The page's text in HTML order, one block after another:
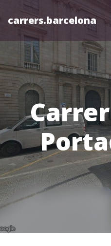
carrers.barcelona